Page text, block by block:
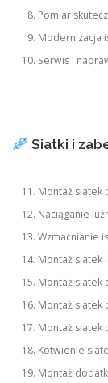
Pomiar
Modernizacja
Serwis i
Siatki i
Montaż siatek
Naciąganie
Wzmacnianie
Montaż siatek
Montaż siatek
Montaż siatek
Montaż siatek
Kotwienie
Montaż